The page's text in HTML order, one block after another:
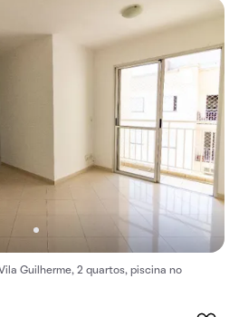
Guilherme, 2 quartos, piscina no